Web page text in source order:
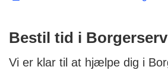
Bestil tid i
Vi er klar til at hjælpe dig i